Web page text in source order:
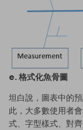
e. 格式化魚骨圖
坦白說，圖表中的
此，大多數使用者
式、字型樣式、對